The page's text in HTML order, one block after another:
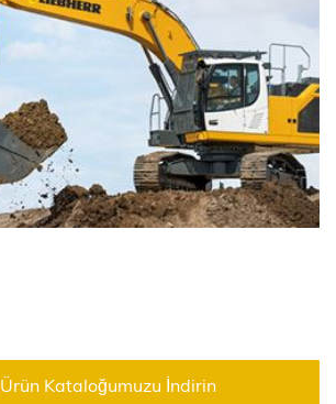
Ürün Kataloğumuzu İndirin